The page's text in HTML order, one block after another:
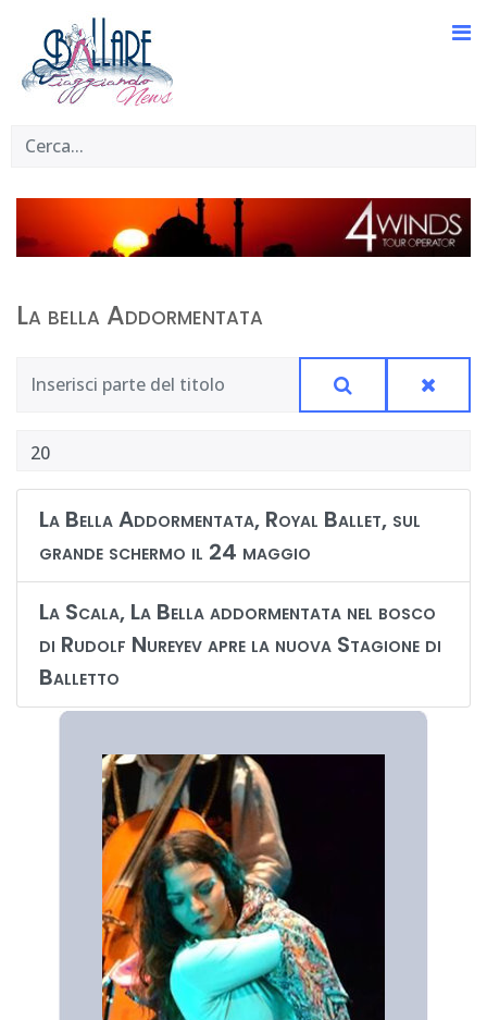
La bella Addormentata
La Bella Addormentata, Royal Ballet, sul
grande schermo il 24 maggio
La Scala, La Bella addormentata nel bosco
di Rudolf Nureyev apre la nuova Stagione di
Balletto